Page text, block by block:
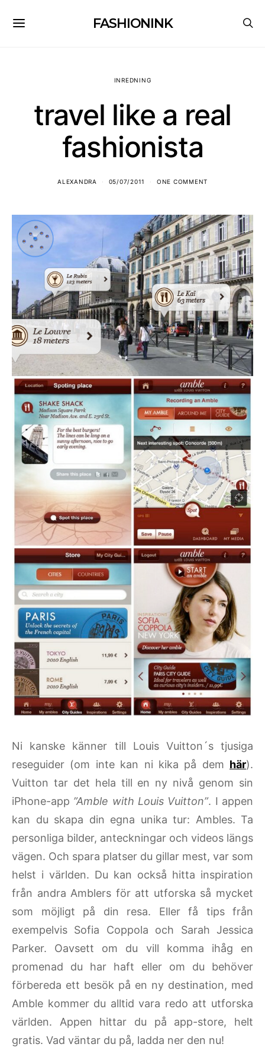
FASHIONINK
INREDNING
travel like a real
fashionista
ALEXANDRA 05/07/2011 ONE COMMENT
Ni kanske känner till Louis Vuitton´s tjusiga
reseguider (om inte kan ni kika på dem här).
Vuitton tar det hela till en ny nivå genom sin
iPhone-app ”Amble with Louis Vuitton”. I appen
kan du skapa din egna unika tur: Ambles. Ta
personliga bilder, anteckningar och videos längs
vägen. Och spara platser du gillar mest, var som
helst i världen. Du kan också hitta inspiration
från andra Amblers för att utforska så mycket
som möjligt på din resa. Eller få tips från
exempelvis Sofia Coppola och Sarah Jessica
Parker. Oavsett om du vill komma ihåg en
promenad du har haft eller om du behöver
förbereda ett besök på en ny destination, med
Amble kommer du alltid vara redo att utforska
världen. Appen hittar du på app-store, helt
gratis. Vad väntar du på, ladda ner den nu!